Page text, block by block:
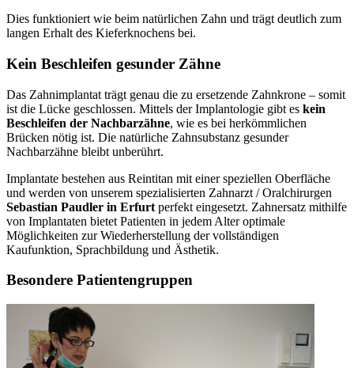
Dies funktioniert wie beim natürlichen Zahn und trägt deutlich zum
langen Erhalt des Kieferknochens bei.
Kein Beschleifen gesunder Zähne
Das Zahnimplantat trägt genau die zu ersetzende Zahnkrone – somit
ist die Lücke geschlossen. Mittels der Implantologie gibt es kein
Beschleifen der Nachbarzähne, wie es bei herkömmlichen
Brücken nötig ist. Die natürliche Zahnsubstanz gesunder
Nachbarzähne bleibt unberührt.
Implantate bestehen aus Reintitan mit einer speziellen Oberfläche
und werden von unserem spezialisierten Zahnarzt / Oralchirurgen
Sebastian Paudler in Erfurt perfekt eingesetzt. Zahnersatz mithilfe
von Implantaten bietet Patienten in jedem Alter optimale
Möglichkeiten zur Wiederherstellung der vollständigen
Kaufunktion, Sprachbildung und Ästhetik.
Besondere Patientengruppen